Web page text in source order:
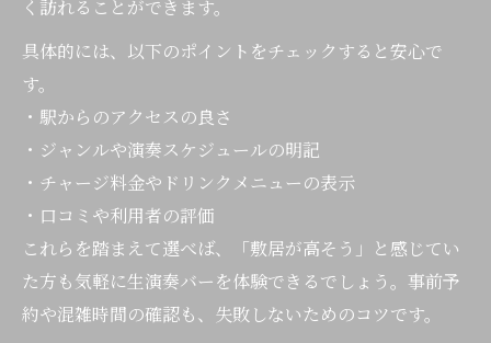
く訪れることができます。
具体的には、以下のポイントをチェックすると安心で
す。
・駅からのアクセスの良さ
・ジャンルや演奏スケジュールの明記
・チャージ料金やドリンクメニューの表示
・口コミや利用者の評価
これらを踏まえて選べば、「敷居が高そう」と感じてい
た方も気軽に生演奏バーを体験できるでしょう。事前予
約や混雑時間の確認も、失敗しないためのコツです。